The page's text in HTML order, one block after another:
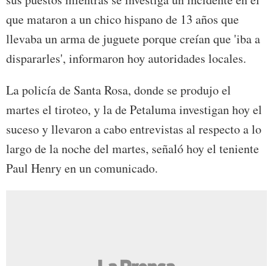
que mataron a un chico hispano de 13 años que
llevaba un arma de juguete porque creían que 'iba a
dispararles', informaron hoy autoridades locales.
La policía de Santa Rosa, donde se produjo el
martes el tiroteo, y la de Petaluma investigan hoy el
suceso y llevaron a cabo entrevistas al respecto a lo
largo de la noche del martes, señaló hoy el teniente
Paul Henry en un comunicado.